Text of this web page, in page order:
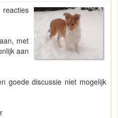
met
aan
goede discussie niet mogelijk